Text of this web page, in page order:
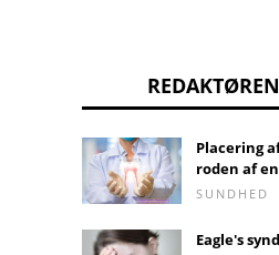
Placering
roden af
SUNDHED
Eagle's